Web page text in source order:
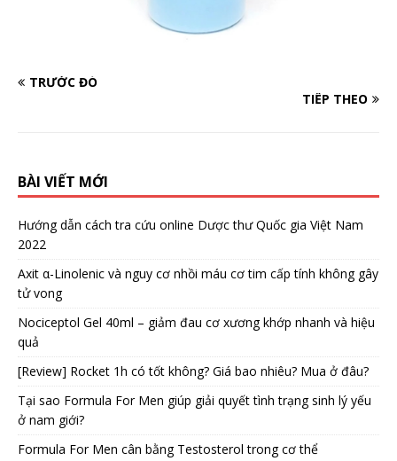
TRƯỚC ĐÓ
TIẾP THEO
BÀI VIẾT MỚI
Hướng dẫn cách tra cứu online Dược thư Quốc gia Việt Nam
2022
Axit α-Linolenic và nguy cơ nhồi máu cơ tim cấp tính không gây
tử vong
Nociceptol Gel 40ml – giảm đau cơ xương khớp nhanh và hiệu
quả
[Review] Rocket 1h có tốt không? Giá bao nhiêu? Mua ở đâu?
Tại sao Formula For Men giúp giải quyết tình trạng sinh lý yếu
ở nam giới?
Formula For Men cân bằng Testosterol trong cơ thể